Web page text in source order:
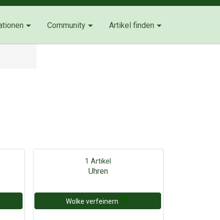
Community Artikel finden
1 Artikel
Uhren
Wolke verfeinern